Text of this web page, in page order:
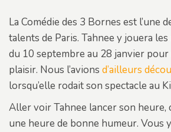
La Comédie des 3 Bornes est l’une
talents de Paris. Tahnee y jouera
du 10 septembre au 28 janvier
plaisir. Nous l’avions d’ailleurs
lorsqu’elle rodait son spectacle au
Aller voir Tahnee lancer son heure,
une heure de bonne humeur. Vous